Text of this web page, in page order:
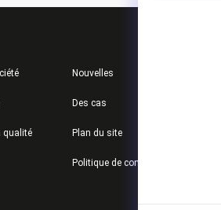
qualité
Nouvelles
Des cas
Plan du site